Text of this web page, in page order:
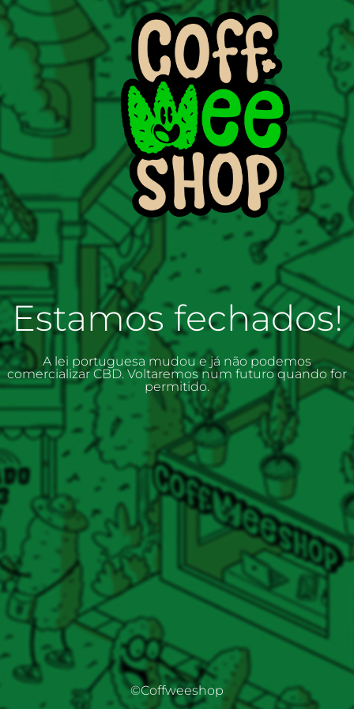
Estamos fechados!
A lei portuguesa mudou e já não podemos
comercializar CBD. Voltaremos num futuro quando for
permitido.
©Coffweeshop